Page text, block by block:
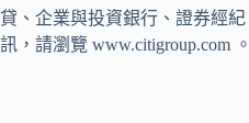
貸、企業與投資銀行、證券經
訊，請瀏覽 www.citigroup.com 。